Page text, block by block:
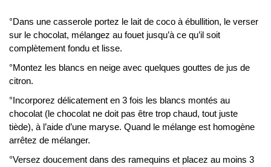
°Dans une casserole portez le lait de coco à ébullition, le verser
sur le chocolat, mélangez au fouet jusqu’à ce qu’il soit
complètement fondu et lisse.
°Montez les blancs en neige avec quelques gouttes de jus de
citron.
°Incorporez délicatement en 3 fois les blancs montés au
chocolat (le chocolat ne doit pas être trop chaud, tout juste
tiède), à l’aide d’une maryse. Quand le mélange est homogène
arrêtez de mélanger.
°Versez doucement dans des ramequins et placez au moins 3